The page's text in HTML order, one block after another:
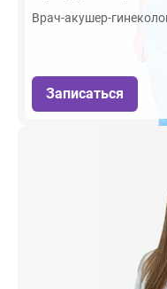
Врач-акушер-
Записаться